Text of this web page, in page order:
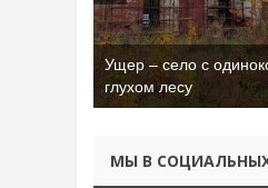
Ущер – село с
глухом лесу
МЫ В